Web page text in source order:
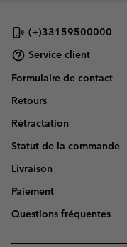
(+)33159500000
Service client
Formulaire de contact
Retours
Rétractation
Statut de la commande
Livraison
Paiement
Questions fréquentes